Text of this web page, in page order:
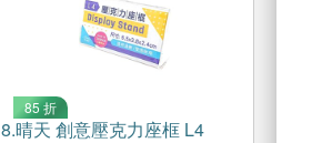
85 折
8.晴天 創意壓克力座框 L4